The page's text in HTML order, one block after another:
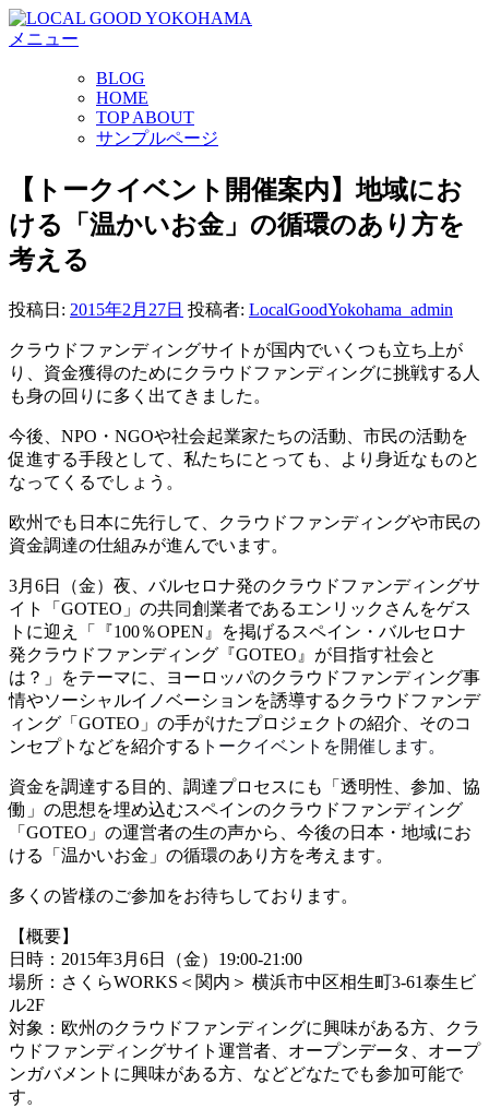
コ
ン
プ
メニュー
BLOG
HOME
TOP ABOUT
サンプルページ
【トークイベント開催案内】地域にお
ける「温かいお金」の循環のあり方を
考える
投稿日: 2015年2月27日 投稿者: LocalGoodYokohama_admin
クラウドファンディングサイトが国内でいくつも立ち上が
り、資金獲得のためにクラウドファンディングに挑戦する人
も身の回りに多く出てきました。
今後、NPO・NGOや社会起業家たちの活動、市民の活動を
促進する手段として、私たちにとっても、より身近なものと
なってくるでしょう。
欧州でも日本に先行して、クラウドファンディングや市民の
資金調達の仕組みが進んでいます。
3月6日（金）夜、バルセロナ発のクラウドファンディングサ
イト「GOTEO」の共同創業者であるエンリックさんをゲス
トに迎え「『100％OPEN』を掲げるスペイン・バルセロナ
発クラウドファンディング『GOTEO』が目指す社会と
は？」をテーマに、ヨーロッパのクラウドファンディング事
情やソーシャルイノベーションを誘導するクラウドファンデ
ィング「GOTEO」の手がけたプロジェクトの紹介、そのコ
ンセプトなどを紹介する ト ークイベントを開催します。
資金を調達する目的、調達プロセスにも「透明性、参加、協
働」の思想を埋め込むスペインのクラウドファンディング
「GOTEO」の運営者の生の声から、今後の日本・地域にお
ける「温かいお金」の循環のあり方を考えます。
多くの皆様のご参加をお待ちしております。
【概要】
日時：2015年3月6日（金）19:00-21:00
場所：さくらWORKS＜関内＞ 横浜市中区相生町3-61泰生ビ
ル2F
対象：欧州のクラウドファンディングに興味がある方、クラ
ウドファンディングサイト運営者、オープンデータ、オープ
ンガバメントに興味がある方、などどなたでも参加可能で
す。